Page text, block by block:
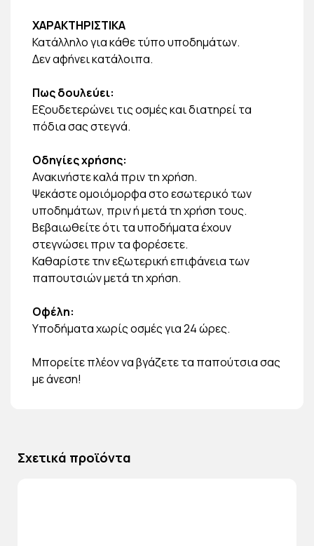
ΧΑΡΑΚΤΗΡΙΣΤΙΚΑ
Κατάλληλο για κάθε τύπο υποδημάτων.
Δεν αφήνει κατάλοιπα.
Πως δουλεύει:
Εξουδετερώνει τις οσμές και διατηρεί τα
πόδια σας στεγνά.
Οδηγίες χρήσης:
Ανακινήστε καλά πριν τη χρήση.
Ψεκάστε ομοιόμορφα στο εσωτερικό των
υποδημάτων, πριν ή μετά τη χρήση τους.
Βεβαιωθείτε ότι τα υποδήματα έχουν
στεγνώσει πριν τα φορέσετε.
Καθαρίστε την εξωτερική επιφάνεια των
παπουτσιών μετά τη χρήση.
Οφέλη:
Υποδήματα χωρίς οσμές για 24 ώρες.
Μπορείτε πλέον να βγάζετε τα παπούτσια σας
με άνεση!
Σχετικά προϊόντα